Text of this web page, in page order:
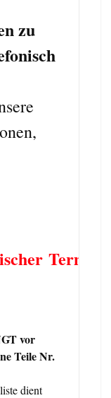
zu
Termin
vor
Teile Nr.
dient